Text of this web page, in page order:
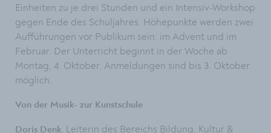
Einheiten zu je drei Stunden und ein Intensiv-Workshop
gegen Ende des Schuljahres. Höhepunkte werden zwei
Aufführungen vor Publikum sein: im Advent und im
Februar. Der Unterricht beginnt in der Woche ab
Montag, 4. Oktober. Anmeldungen sind bis 3. Oktober
möglich.
Von der Musik- zur Kunstschule
Doris Denk, Leiterin des Bereichs Bildung, Kultur &